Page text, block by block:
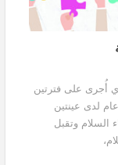
أُجرى على فترتين
لدى عينتين
السلام وتقبل